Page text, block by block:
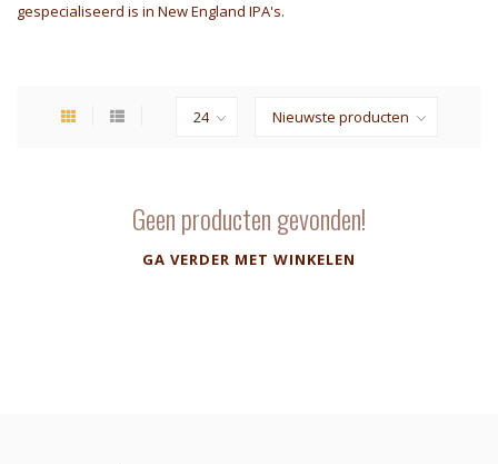
gespecialiseerd is in New England IPA's.
Geen producten gevonden!
GA VERDER MET WINKELEN